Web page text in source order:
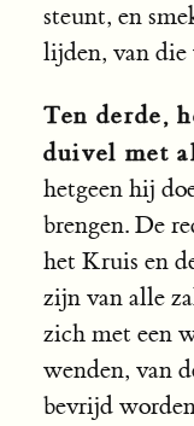
steunt, en
lijden, van die
Ten derde,
duivel met
hetgeen hij
brengen. De
het Kruis en
zijn van alle
zich met een
wenden, van
bevrijd